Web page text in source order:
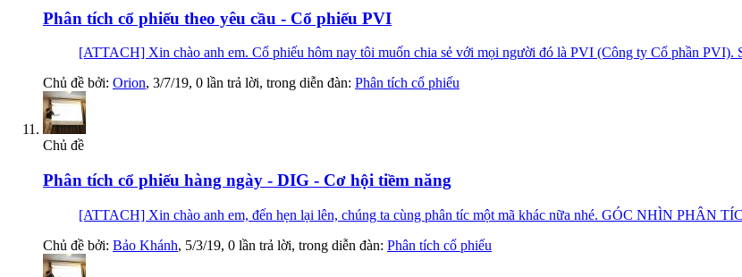
Phân tích cổ phiếu theo yêu cầu - Cổ phiếu PVI
[ATTACH] Xin chào anh em. Cổ phiếu hôm nay tôi muốn chia sẻ với mọi người đó là PVI (Công ty Cổ phần PVI).
Chủ đề bởi: Orion, 3/7/19, 0 lần trả lời, trong diễn đàn: Phân tích cổ phiếu
Chủ đề
Phân tích cổ phiếu hàng ngày - DIG - Cơ hội tiềm năng
[ATTACH] Xin chào anh em, đến hẹn lại lên, chúng ta cùng phân tíc một mã khác nữa nhé. GÓC NHÌN PHÂN
Chủ đề bởi: Bảo Khánh, 5/3/19, 0 lần trả lời, trong diễn đàn: Phân tích cổ phiếu